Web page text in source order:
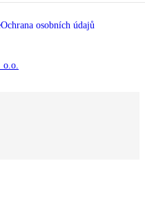
Ochrana osobních údajů
o.o.